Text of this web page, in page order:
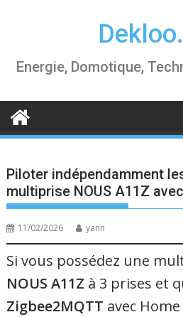
Energie, Domotique,
Piloter indépendamment
multiprise NOUS A11Z
11/02/2026 yann
Si vous possédez une
NOUS A11Z à 3 prises et
Zigbee2MQTT avec